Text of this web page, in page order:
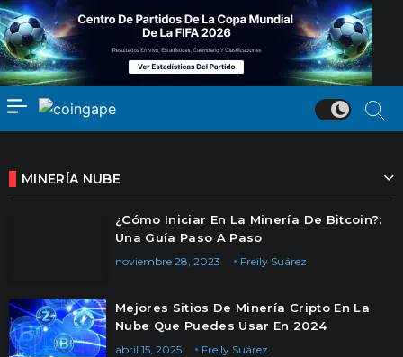
MINERÍA NUBE
¿Cómo Iniciar En La Minería De Bitcoin?:
Una Guía Paso A Paso
Freily Suárez
noviembre 28, 2023
Mejores Sitios De Minería Cripto En La
Nube Que Puedes Usar En 2024
Freily Suárez
abril 15, 2025